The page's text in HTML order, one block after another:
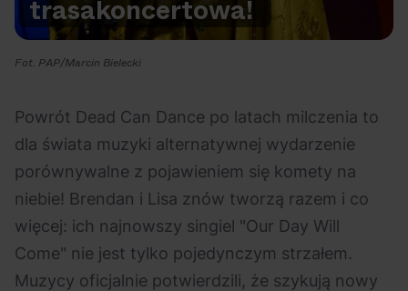
Na czasie
Polecane Scena Impostora 06.08.2026
Kto jest
prawdziwym fanem
Chivasa?
eBilet Festiwal 05.08.2026
Aplikacja
KAMAAAN nową
inicjatywą eBilet
jednoczącą fanów
trasakoncertowa!
Fot. PAP/Marcin Bielecki
Powrót Dead Can Dance po latach milczenia to
dla świata muzyki alternatywnej wydarzenie
porównywalne z pojawieniem się komety na
niebie! Brendan i Lisa znów tworzą razem i co
więcej: ich najnowszy singiel "Our Day Will
Come" nie jest tylko pojedynczym strzałem.
Muzycy oficjalnie potwierdzili, że szykują nowy